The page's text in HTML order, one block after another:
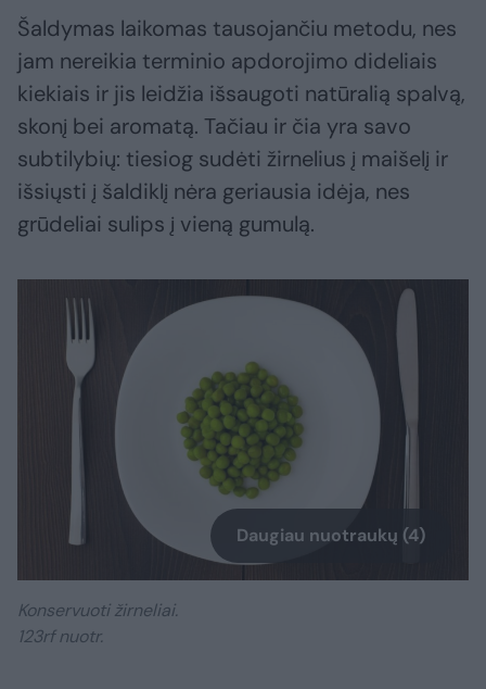
Šaldymas laikomas tausojančiu metodu, nes
jam nereikia terminio apdorojimo dideliais
kiekiais ir jis leidžia išsaugoti natūralią spalvą,
skonį bei aromatą. Tačiau ir čia yra savo
subtilybių: tiesiog sudėti žirnelius į maišelį ir
išsiųsti į šaldiklį nėra geriausia idėja, nes
grūdeliai sulips į vieną gumulą.
Daugiau nuotraukų (4)
Konservuoti žirneliai.
123rf nuotr.